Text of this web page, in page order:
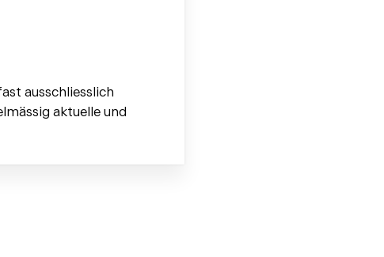
ausschliesslich
aktuelle und